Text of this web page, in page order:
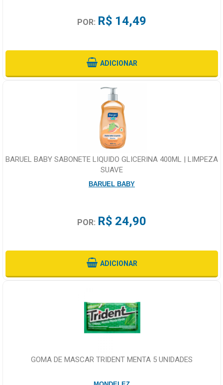
POR: R$ 14,49
ADICIONAR
BARUEL BABY SABONETE LIQUIDO GLICERINA 400ML | LIMPEZA
SUAVE
BARUEL BABY
POR: R$ 24,90
ADICIONAR
GOMA DE MASCAR TRIDENT MENTA 5 UNIDADES